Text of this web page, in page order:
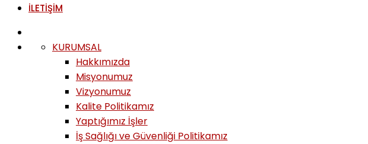
İLETİŞİM
KURUMSAL
Hakkımızda
Misyonumuz
Vizyonumuz
Kalite Politikamız
Yaptığımız İşler
İş Sağlığı ve Güvenliği Politikamız